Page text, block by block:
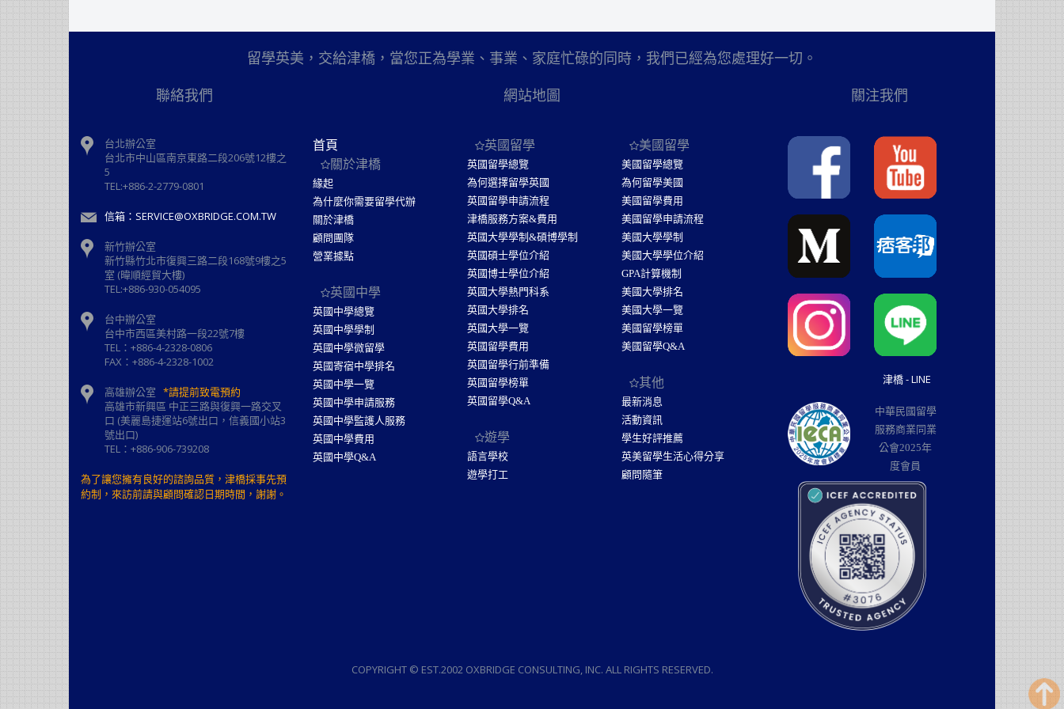
留學英美，交給津橋，當您正為學業、事業、家庭忙碌的同時，我們已經為您處理好一切。
聯絡我們
台北辦公室
台北市中山區南京東路二段206號12樓之
5
TEL:+886-2-2779-0801
信箱：SERVICE@OXBRIDGE.COM.TW
新竹辦公室
新⽵縣⽵北市復興三路⼆段168號9樓之5
室 (暐順經貿大樓)
TEL:+886-930-054095
台中辦公室
台中市西區美村路一段22號7樓
TEL：+886-4-2328-0806
FAX：+886-4-2328-1002
高雄辦公室 *請提前致電預約
高雄市新興區 中正三路與復興一路交叉
口 (美麗島捷運站6號出口，信義國小站3
號出口)
TEL：+886-906-739208
為了讓您擁有良好的諮詢品質，津橋採事先預
約制，來訪前請與顧問確認日期時間，謝謝。
首頁
關於津橋
緣起
為什麼你需要留學代辦
關於津橋
顧問團隊
營業據點
英國中學
英國中學總覽
英國中學學制
英國中學微留學
英國寄宿中學排名
英國中學一覽
英國中學申請服務
英國中學監護人服務
英國中學費用
英國中學Q&A
網站地圖
英國留學
英國留學總覽
為何選擇留學英國
英國留學申請流程
津橋服務方案&費用
英國大學學制&碩博學制
英國碩士學位介紹
英國博士學位介紹
英國大學熱門科系
英國大學排名
英國大學一覽
英國留學費用
英國留學行前準備
英國留學榜單
英國留學Q&A
遊學
語言學校
遊學打工
美國留學
美國留學總覽
為何留學美國
美國留學費用
美國留學申請流程
美國大學學制
美國大學學位介紹
GPA計算機制
美國大學排名
美國大學一覽
美國留學榜單
美國留學Q&A
其他
最新消息
活動資訊
學生好評推薦
英美留學生活心得分享
顧問隨筆
關注我們
津橋 - LINE
中華民國留學
服務商業同業
公會2025年
度會員
COPYRIGHT © EST.2002 OXBRIDGE CONSULTING, INC. ALL RIGHTS RESERVED.